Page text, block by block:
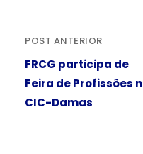
POST ANTERIOR
FRCG participa de
Feira de Profissões
CIC-Damas